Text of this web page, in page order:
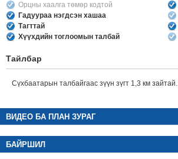
Орцны хаалга төмөр кодтой
Гадуураа нэгдсэн хашаа
Тагттай
Хүүхдийн тоглоомын талбай
Тайлбар
Сүхбаатарын талбайгаас зүүн зүгт 1,3 км зайтай.
ВИДЕО БА ПЛАН ЗУРАГ
БАЙРШИЛ